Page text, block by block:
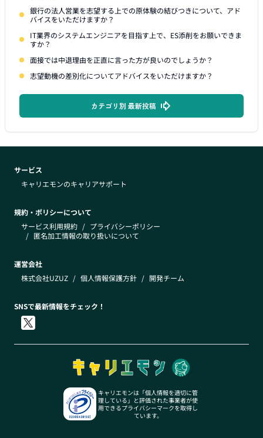
銀行の法人営業を志望する上での原体験の結びつきについて、アド
バイスをいただけますか？
IT業界のシステムエンジニアを目指す上で、ES添削をお願いできま
すか？
面接では中退理由を正直に言った方が良いのでしょうか？
志望動機の差別化についてアドバイスをいただけますか？
カテゴリ別 最新投稿
サービス
キャリエモンのキャリアサポート
規約・ポリシーについて
サービス利用規約 / プライバシーポリシー
/ 匿名加工情報の取り扱いについて
運営会社
株式会社UZUZ / 個人情報保護方針 / 開発チーム
SNSで最新情報をチェック！
キャリエモンは「個人情報を適切に管
理している」と評価された事業者が使
用できるプライバシーマークを取得し
ています。